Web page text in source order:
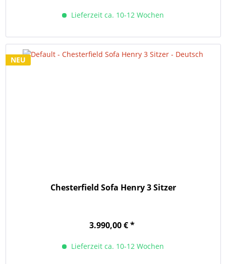
Lieferzeit ca. 10-12 Wochen
NEU
Chesterfield Sofa Henry 3 Sitzer
3.990,00 € *
Lieferzeit ca. 10-12 Wochen